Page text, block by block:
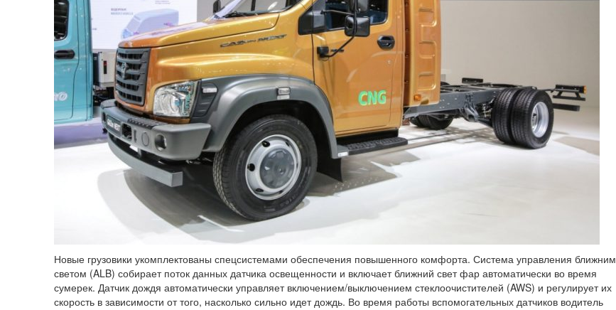
Новые грузовики укомплектованы спецсистемами обеспечения повышенного комфорта. Система управления ближним
светом (ALB) собирает поток данных датчика освещенности и включает ближний свет фар автоматически во время
сумерек. Датчик дождя автоматически управляет включением/выключением стеклоочистителей (AWS) и регулирует их
скорость в зависимости от того, насколько сильно идет дождь. Во время работы вспомогательных датчиков водитель